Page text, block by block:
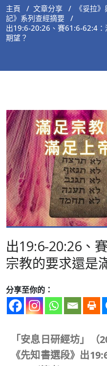
主頁 / 文章分享 /
《妥拉
記》系列查經摘要 /
出19:6-20:26、賽61:6-62:4：
期望？
出19:6-20:26、
宗教的要求還是
分享至你的：
「安息日研經坊」（
《先知書選段》出